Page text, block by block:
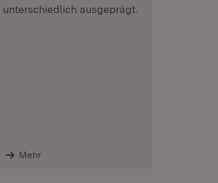
unterschiedlich ausgeprägt.
Mehr